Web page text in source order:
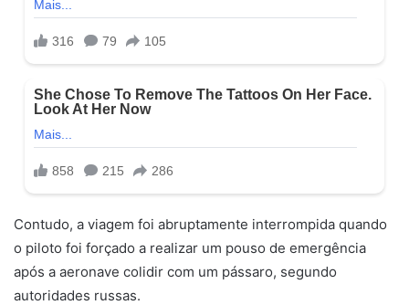
Contudo, a viagem foi abruptamente interrompida quando
o piloto foi forçado a realizar um pouso de emergência
após a aeronave colidir com um pássaro, segundo
autoridades russas.